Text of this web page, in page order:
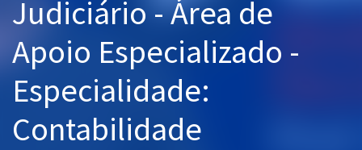
Aprovados
Atendimento
Judiciário - Área de
Apoio Especializado -
Especialidade:
Contabilidade